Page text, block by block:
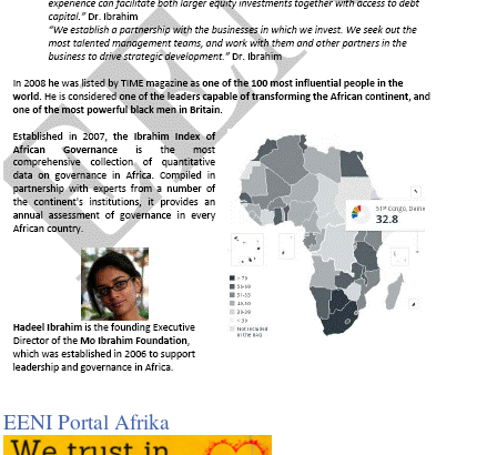
Untuk mengetahui Perjanjian Perdagangan
Bebas (PPB) kawasan
EENI Portal Afrika